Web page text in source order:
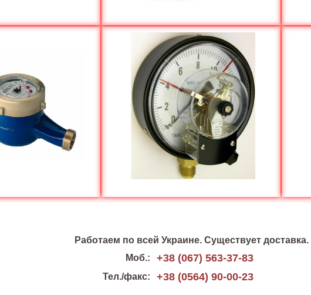
Работаем по всей Украине. Существует доставка.
Моб.:
+38 (067) 563-37-83
Тел./факс: +38 (0564) 90-00-23